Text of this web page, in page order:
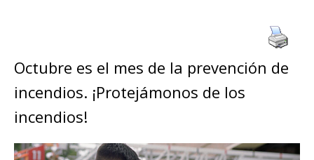
Octubre es el mes de la prevención de
incendios. ¡Protejámonos de los
incendios!